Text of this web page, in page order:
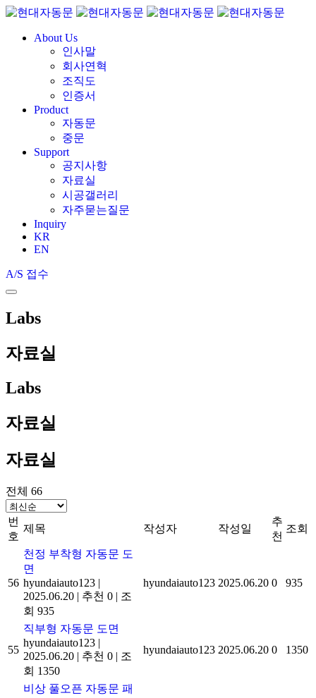
About Us
인사말
회사연혁
조직도
인증서
Product
자동문
중문
Support
공지사항
자료실
시공갤러리
자주묻는질문
Inquiry
KR
EN
A/S 접수
Labs
자료실
Labs
자료실
자료실
전체 66
번
호
제목 작성자 작성일
추
천
조회
56
천정 부착형 자동문 도
면
hyundaiauto123 |
2025.06.20 | 추천 0 | 조
회 935
hyundaiauto123 2025.06.20 0 935
55
직부형 자동문 도면
hyundaiauto123 |
2025.06.20 | 추천 0 | 조
회 1350
hyundaiauto123 2025.06.20 0 1350
비상 풀오픈 자동문 패